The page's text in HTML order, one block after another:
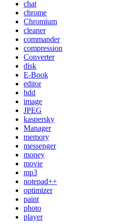
chat
chrome
Chromium
cleaner
commander
compression
Converter
disk
E-Book
editor
hdd
image
JPEG
kaspersky
Manager
memory
messenger
money
movie
mp3
notepad++
optimizer
paint
photo
player